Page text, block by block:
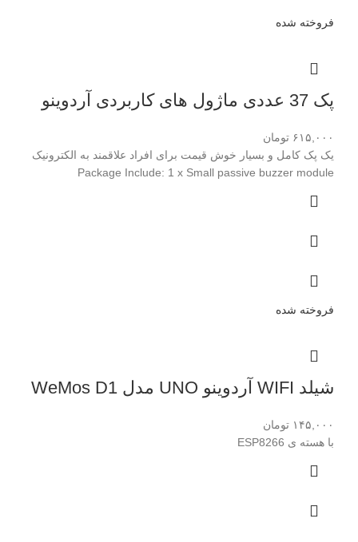
فروخته شده
پک 37 عددی ماژول های کاربردی آردوینو
۶۱۵,۰۰۰ تومان
یک پک کامل و بسیار خوش قیمت برای افراد علاقمند به الکترونیک
Package Include: 1 x Small passive buzzer module
فروخته شده
شیلد WIFI آردوینو UNO مدل WeMos D1
۱۴۵,۰۰۰ تومان
با هسته ی ESP8266